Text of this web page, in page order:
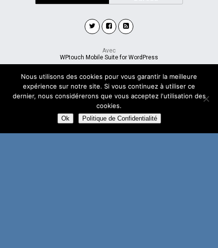
Avec
WPtouch Mobile Suite for WordPress
Nous utilisons des cookies pour vous garantir la meilleure
expérience sur notre site. Si vous continuez à utiliser ce
dernier, nous considérerons que vous acceptez l'utilisation des
cookies.
Ok Politique de Confidentialité